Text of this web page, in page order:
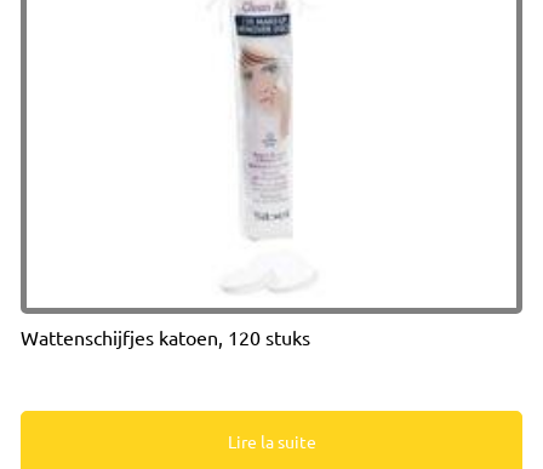
Wattenschijfjes katoen, 120 stuks
Lire la suite